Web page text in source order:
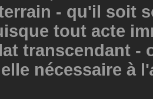
- qu'il soit
tout acte
transcendant -
nécessaire à l'